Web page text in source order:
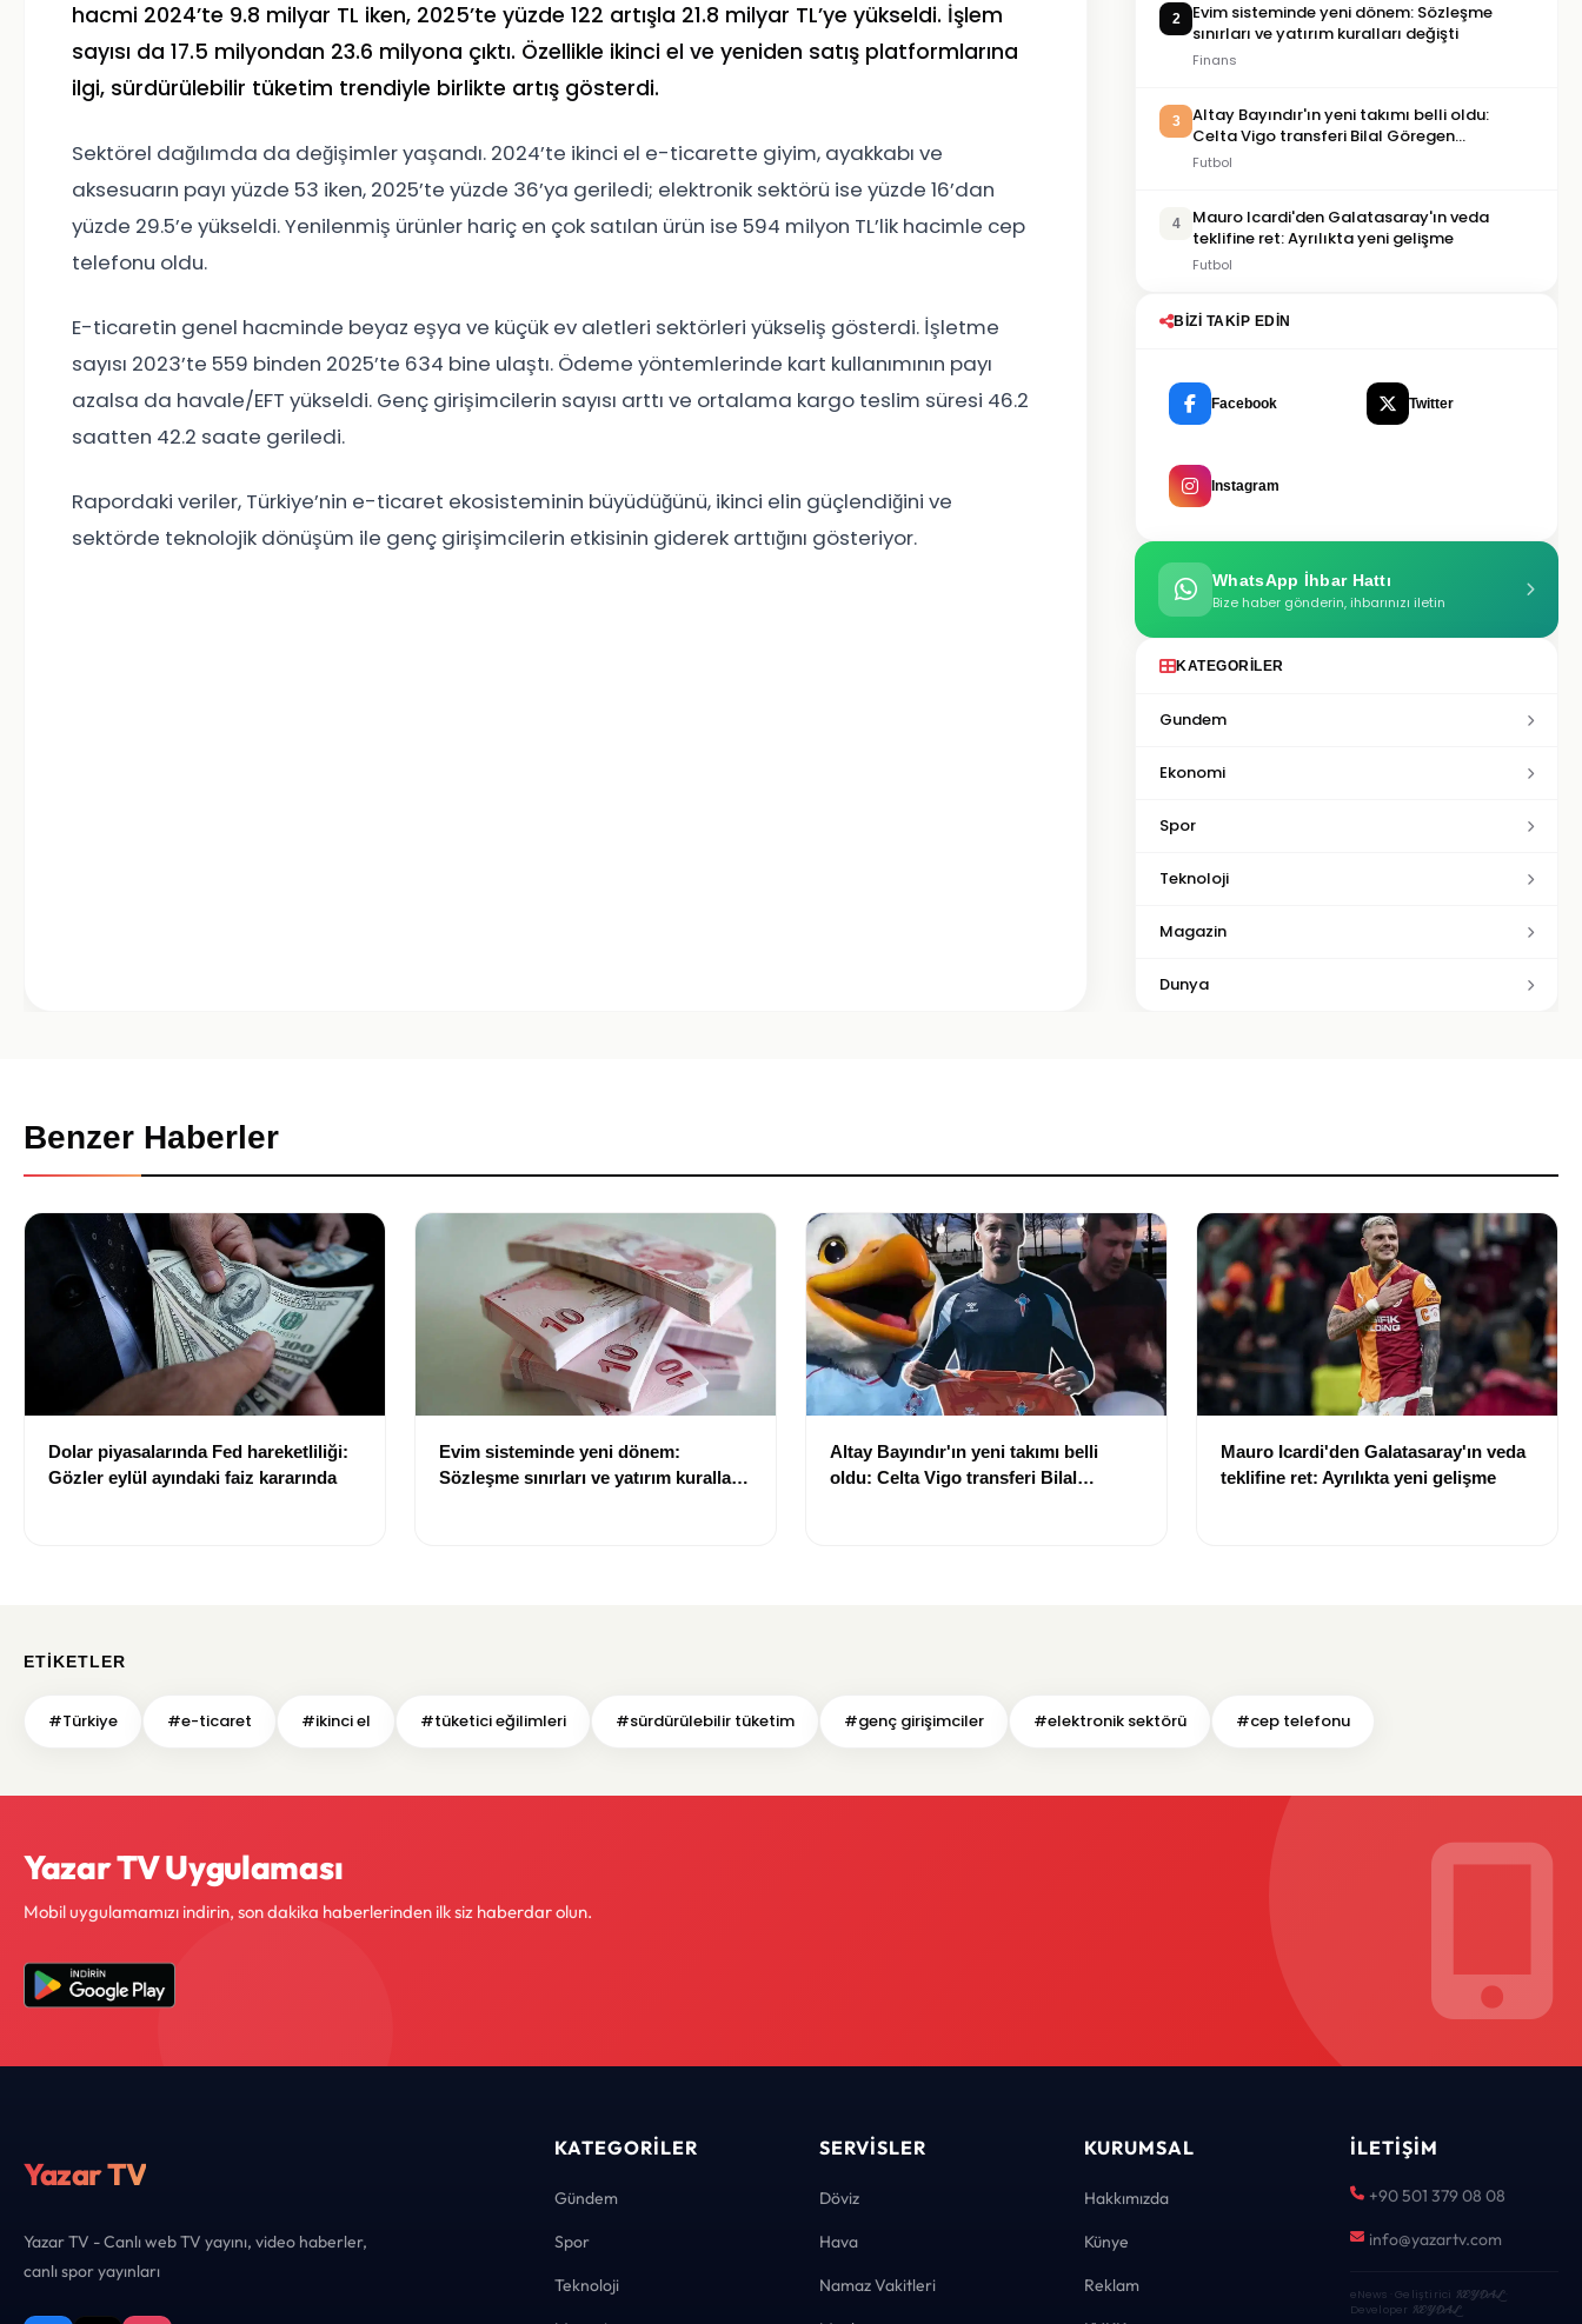
hacmi 2024’te 9.8 milyar TL iken, 2025’te yüzde 122 artışla 21.8 milyar TL’ye yükseldi. İşlem
sayısı da 17.5 milyondan 23.6 milyona çıktı. Özellikle ikinci el ve yeniden satış platformlarına
ilgi, sürdürülebilir tüketim trendiyle birlikte artış gösterdi.
Sektörel dağılımda da değişimler yaşandı. 2024’te ikinci el e-ticarette giyim, ayakkabı ve
aksesuarın payı yüzde 53 iken, 2025’te yüzde 36’ya geriledi; elektronik sektörü ise yüzde 16’dan
yüzde 29.5’e yükseldi. Yenilenmiş ürünler hariç en çok satılan ürün ise 594 milyon TL’lik hacimle cep
telefonu oldu.
E-ticaretin genel hacminde beyaz eşya ve küçük ev aletleri sektörleri yükseliş gösterdi. İşletme
sayısı 2023’te 559 binden 2025’te 634 bine ulaştı. Ödeme yöntemlerinde kart kullanımının payı
azalsa da havale/EFT yükseldi. Genç girişimcilerin sayısı arttı ve ortalama kargo teslim süresi 46.2
saatten 42.2 saate geriledi.
Rapordaki veriler, Türkiye’nin e-ticaret ekosisteminin büyüdüğünü, ikinci elin güçlendiğini ve
sektörde teknolojik dönüşüm ile genç girişimcilerin etkisinin giderek arttığını gösteriyor.
2
Evim sisteminde yeni dönem: Sözleşme
sınırları ve yatırım kuralları değişti
Finans
3
Altay Bayındır'ın yeni takımı belli oldu:
Celta Vigo transferi Bilal Göregen
videosuyla duyuruldu
Futbol
4
Mauro Icardi'den Galatasaray'ın veda
teklifine ret: Ayrılıkta yeni gelişme
Futbol
BIZI TAKIP EDIN
Facebook Twitter
Instagram
WhatsApp İhbar Hattı
Bize haber gönderin, ihbarınızı iletin
KATEGORILER
Gundem
Ekonomi
Spor
Teknoloji
Magazin
Dunya
Benzer Haberler
Dolar piyasalarında Fed hareketliliği:
Gözler eylül ayındaki faiz kararında
Evim sisteminde yeni dönem:
Sözleşme sınırları ve yatırım kuralları
Altay Bayındır'ın yeni takımı belli
oldu: Celta Vigo transferi Bilal
Mauro Icardi'den Galatasaray'ın veda
teklifine ret: Ayrılıkta yeni gelişme
ETIKETLER
#Türkiye #e-ticaret #ikinci el #tüketici eğilimleri #sürdürülebilir tüketim #genç girişimciler #elektronik sektörü #cep telefonu
Yazar TV Uygulaması
Mobil uygulamamızı indirin, son dakika haberlerinden ilk siz haberdar olun.
Yazar TV
Yazar TV - Canlı web TV yayını, video haberler,
canlı spor yayınları
KATEGORILER
Gündem
Spor
Teknoloji
SERVISLER
Döviz
Hava
Namaz Vakitleri
KURUMSAL
Hakkımızda
Künye
Reklam
İLETIŞIM
+90 501 379 08 08
info@yazartv.com
eNews · Geliştirici KEYDAL·
Developer KEYDAL